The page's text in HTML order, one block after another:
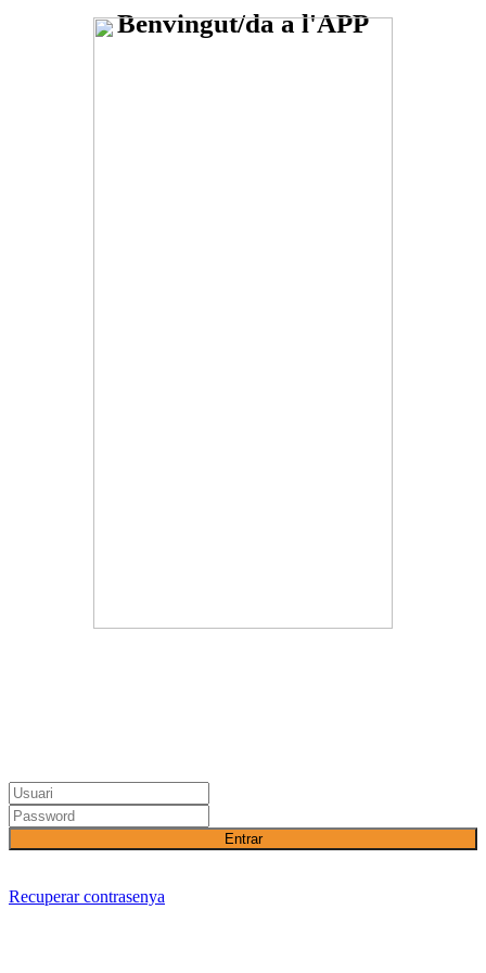
Benvingut/da a l'APP
Entrar
Recuperar contrasenya